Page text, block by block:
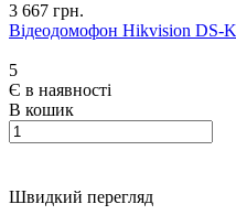
3 667 грн.
Відеодомофон Hikvision DS-
5
Є в наявності
В кошик
Швидкий перегляд